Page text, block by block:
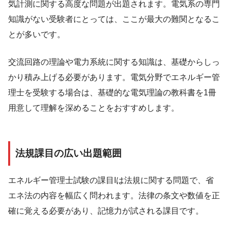
気計測に関する高度な問題が出題されます。電気系の専門
知識がない受験者にとっては、ここが最大の難関となるこ
とが多いです。
交流回路の理論や電力系統に関する知識は、基礎からしっ
かり積み上げる必要があります。電気分野でエネルギー管
理士を受験する場合は、基礎的な電気理論の教科書を1冊
用意して理解を深めることをおすすめします。
法規課目の広い出題範囲
エネルギー管理士試験の課目Iは法規に関する問題で、省
エネ法の内容を幅広く問われます。法律の条文や数値を正
確に覚える必要があり、記憶力が試される課目です。